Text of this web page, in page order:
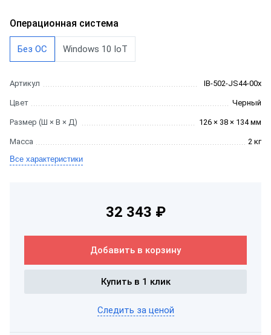
Операционная система
Без ОС Windows 10 IoT
Артикул IB-502-JS44-00x
Цвет Черный
Размер (Ш × В × Д) 126 × 38 × 134 мм
Масса
2 кг
Все характеристики
32 343 ₽
Добавить в корзину
Купить в 1 клик
Следить за ценой